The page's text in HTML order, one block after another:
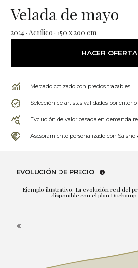
Velada de mayo
2024 · Acrílico · 150 x 200 cm
HACER OFERTA
Mercado cotizado con precios trazables
Selección de artistas validados por criterio
Evolución de valor basada en demanda
Asesoramiento personalizado con Saisho
EVOLUCIÓN DE PRECIO
Ejemplo ilustrativo. La evolución real del
disponible con el plan